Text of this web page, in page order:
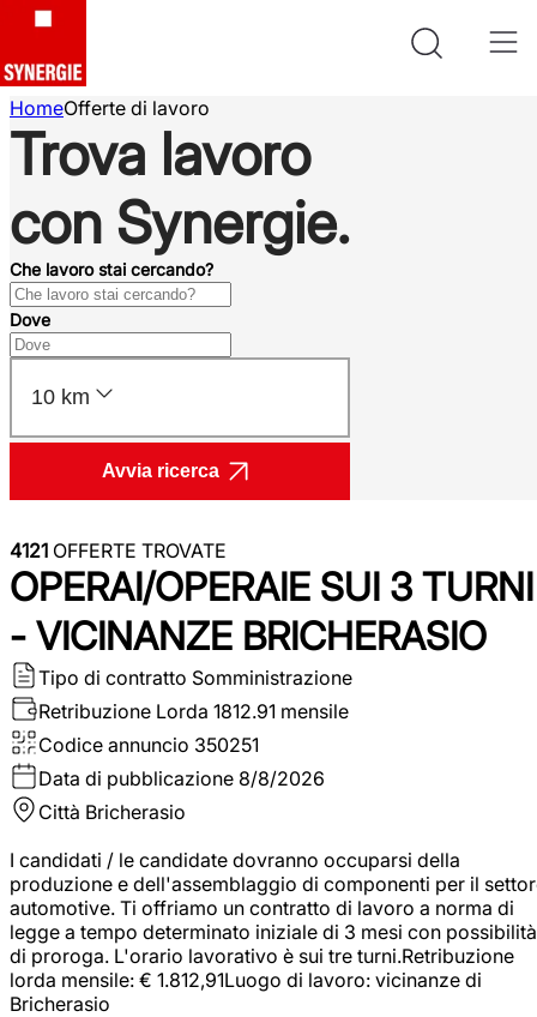
HomeOfferte di lavoro
Trova lavoro
con Synergie.
Che lavoro stai cercando?
Dove
10 km
Avvia ricerca
4121 OFFERTE TROVATE
OPERAI/OPERAIE SUI 3 TURNI
- VICINANZE BRICHERASIO
Tipo di contratto Somministrazione
Retribuzione Lorda 1812.91 mensile
Codice annuncio 350251
Data di pubblicazione 8/8/2026
Città Bricherasio
I candidati / le candidate dovranno occuparsi della
produzione e dell'assemblaggio di componenti per il
automotive. Ti offriamo un contratto di lavoro a norma di
legge a tempo determinato iniziale di 3 mesi con possibilità
di proroga. L'orario lavorativo è sui tre turni.Retribuzione
lorda mensile: € 1.812,91Luogo di lavoro: vicinanze di
Bricherasio